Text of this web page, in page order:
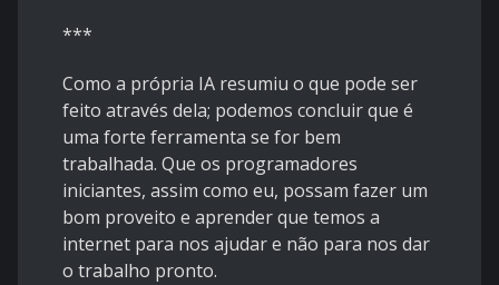
***
Como a própria IA resumiu o que pode ser
feito através dela; podemos concluir que é
uma forte ferramenta se for bem
trabalhada. Que os programadores
iniciantes, assim como eu, possam fazer um
bom proveito e aprender que temos a
internet para nos ajudar e não para nos dar
o trabalho pronto.